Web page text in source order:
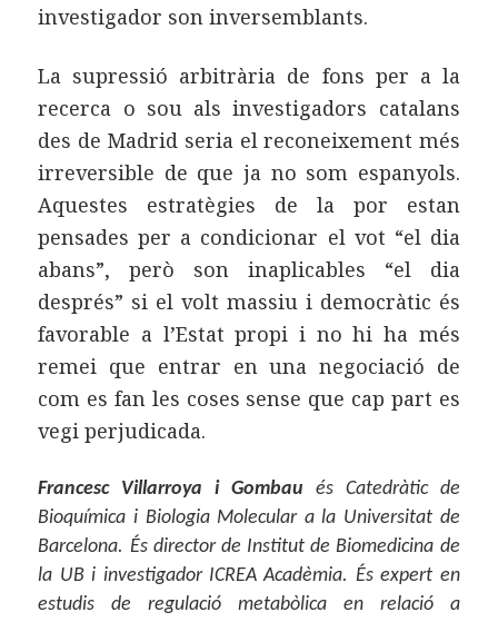
investigador son inversemblants.
La supressió arbitrària de fons per a la
recerca o sou als investigadors catalans
des de Madrid seria el reconeixement més
irreversible de que ja no som espanyols.
Aquestes estratègies de la por estan
pensades per a condicionar el vot “el dia
abans”, però son inaplicables “el dia
després” si el volt massiu i democràtic és
favorable a l’Estat propi i no hi ha més
remei que entrar en una negociació de
com es fan les coses sense que cap part es
vegi perjudicada.
Francesc Villarroya i Gombau és Catedràtic de
Bioquímica i Biologia Molecular a la Universitat de
Barcelona. És director de Institut de Biomedicina de
la UB i investigador ICREA Acadèmia. És expert en
estudis de regulació metabòlica en relació a